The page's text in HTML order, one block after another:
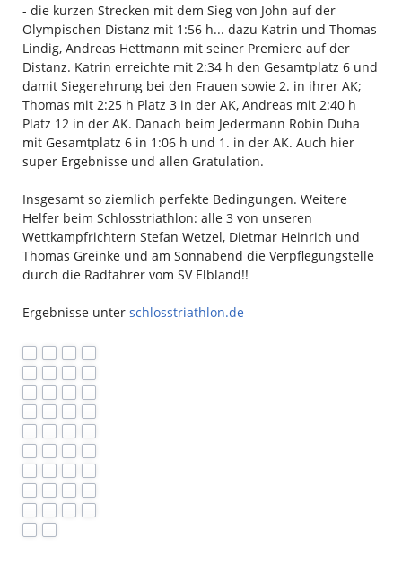
- die kurzen Strecken mit dem Sieg von John auf der
Olympischen Distanz mit 1:56 h... dazu Katrin und Thomas
Lindig, Andreas Hettmann mit seiner Premiere auf der
Distanz. Katrin erreichte mit 2:34 h den Gesamtplatz 6 und
damit Siegerehrung bei den Frauen sowie 2. in ihrer AK;
Thomas mit 2:25 h Platz 3 in der AK, Andreas mit 2:40 h
Platz 12 in der AK. Danach beim Jedermann Robin Duha
mit Gesamtplatz 6 in 1:06 h und 1. in der AK. Auch hier
super Ergebnisse und allen Gratulation.
Insgesamt so ziemlich perfekte Bedingungen. Weitere
Helfer beim Schlosstriathlon: alle 3 von unseren
Wettkampfrichtern Stefan Wetzel, Dietmar Heinrich und
Thomas Greinke und am Sonnabend die Verpflegungstelle
durch die Radfahrer vom SV Elbland!!
Ergebnisse unter schlosstriathlon.de